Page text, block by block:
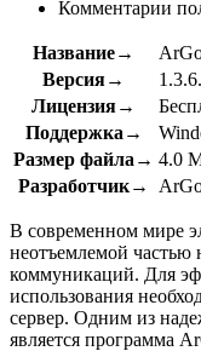
Комментарии
Название→
Версия→
Лицензия→
Поддержка→
Размер файла→ 4.0
Разработчик→
В современном мире
неотъемлемой
коммуникаций. Для
использования
сервер. Одним из
является программа